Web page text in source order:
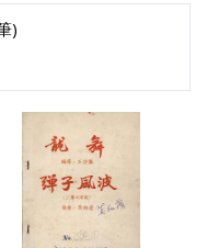
)